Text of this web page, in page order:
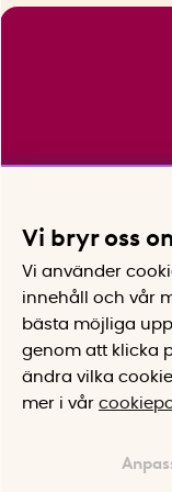
Vi bryr oss
Vi använder
innehåll och vår
bästa möjliga
genom att klicka
ändra vilka
mer i vår